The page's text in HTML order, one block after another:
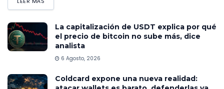
La capitalización de USDT explica por qué
el precio de bitcoin no sube más, dice
analista
6 Agosto, 2026
Coldcard expone una nueva realidad: